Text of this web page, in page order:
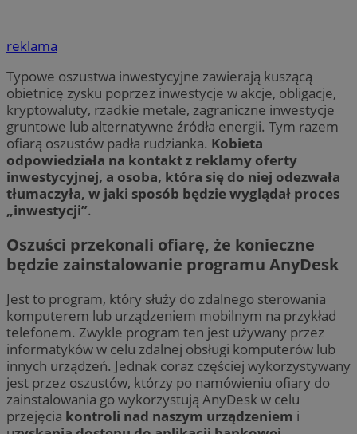
reklama
Typowe oszustwa inwestycyjne zawierają kuszącą
obietnicę zysku poprzez inwestycje w akcje, obligacje,
kryptowaluty, rzadkie metale, zagraniczne inwestycje
gruntowe lub alternatywne źródła energii. Tym razem
ofiarą oszustów padła rudzianka. Kobieta
odpowiedziała na kontakt z reklamy oferty
inwestycyjnej, a osoba, która się do niej odezwała
tłumaczyła, w jaki sposób będzie wyglądał proces
„inwestycji”.
Oszuści przekonali ofiarę, że konieczne
będzie zainstalowanie programu AnyDesk
Jest to program, który służy do zdalnego sterowania
komputerem lub urządzeniem mobilnym na przykład
telefonem. Zwykle program ten jest używany przez
informatyków w celu zdalnej obsługi komputerów lub
innych urządzeń. Jednak coraz częściej wykorzystywany
jest przez oszustów, którzy po namówieniu ofiary do
zainstalowania go wykorzystują AnyDesk w celu
przejęcia kontroli nad naszym urządzeniem i